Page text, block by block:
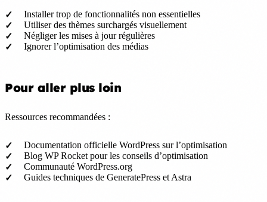
Installer trop de fonctionnalités non essentielles
Utiliser des thèmes surchargés visuellement
Négliger les mises à jour régulières
Ignorer l’optimisation des médias
Pour aller plus loin
Ressources recommandées :
Documentation officielle WordPress sur l’optimisation
Blog WP Rocket pour les conseils d’optimisation
Communauté WordPress.org
Guides techniques de GeneratePress et Astra